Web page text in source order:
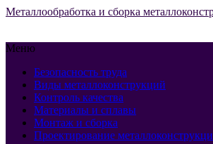
Металлообработка и сборка
Меню
Безопасность труда
Виды металлоконструкций
Контроль качества
Материалы и сплавы
Монтаж и сборка
Проектирование